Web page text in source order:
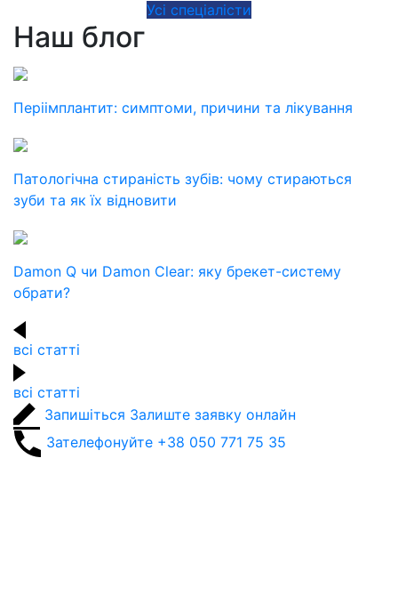
Усі спеціалісти
Наш блог
Періімплантит: симптоми, причини та лікування
Патологічна стираність зубів: чому стираються
зуби та як їх відновити
Damon Q чи Damon Clear: яку брекет-систему
обрати?
всі статті
всі статті
Запишіться Залиште заявку онлайн
Зателефонуйте +38 050 771 75 35